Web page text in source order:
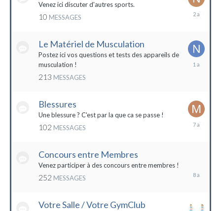
Venez ici discuter d'autres sports.
10 MESSAGES
18
Le Matériel de Musculation
Postez ici vos questions et tests des appareils de
musculation !
213 MESSAGES
Blessures
Une blessure ? C'est par la que ca se passe !
102 MESSAGES
19
Concours entre Membres
Venez participer à des concours entre membres !
252 MESSAGES
2016
Votre Salle / Votre GymClub